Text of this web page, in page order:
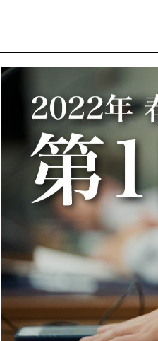
カーボンニュートラル
燃料電池車（FCEV）